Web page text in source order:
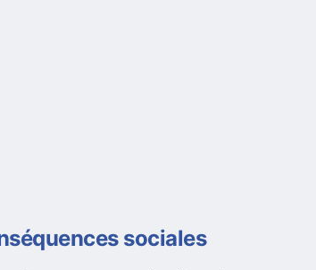
sociales